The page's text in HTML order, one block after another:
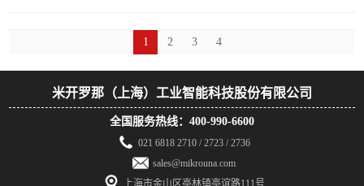
1 2 3 4
米开罗那（上海）工业智能科技股份有限公司
全国服务热线：400-990-6600
021 6818 2710 / 2723 / 2736
sales@mikrouna.com
上海市金山区亭林镇亭谊路111号